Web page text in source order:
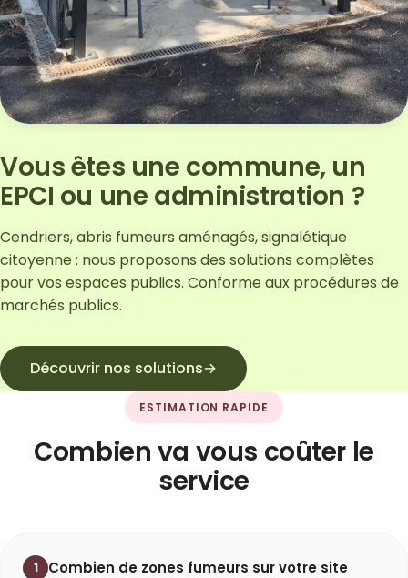
Vous êtes une commune, un
EPCI ou une administration ?
Cendriers, abris fumeurs aménagés, signalétique
citoyenne : nous proposons des solutions complètes
pour vos espaces publics. Conforme aux procédures de
marchés publics.
Découvrir nos solutions→
ESTIMATION RAPIDE
Combien va vous coûter le
service
1 Combien de zones fumeurs sur votre site